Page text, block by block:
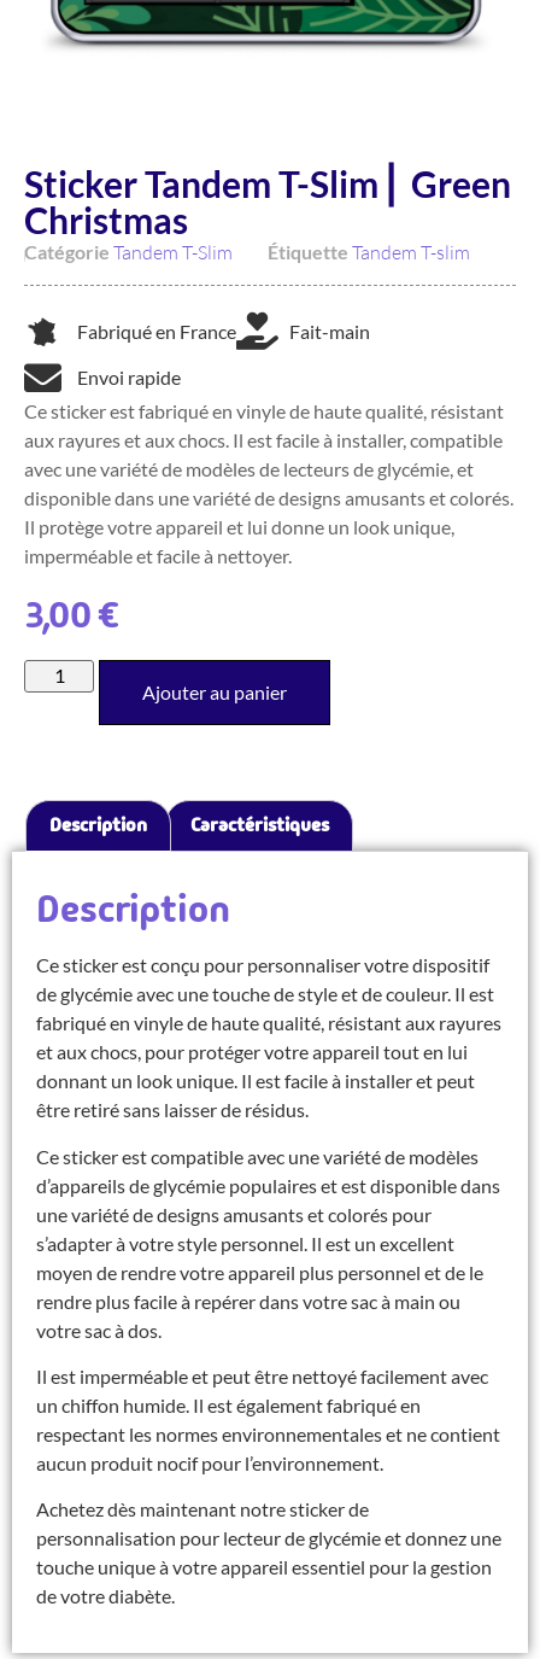
Sticker Tandem T-Slim ⎜ Green
Christmas
Catégorie Tandem T-Slim Étiquette Tandem T-slim
Fabriqué en France Fait-main
Envoi rapide
Ce sticker est fabriqué en vinyle de haute qualité, résistant
aux rayures et aux chocs. Il est facile à installer, compatible
avec une variété de modèles de lecteurs de glycémie, et
disponible dans une variété de designs amusants et colorés.
Il protège votre appareil et lui donne un look unique,
imperméable et facile à nettoyer.
3,00€
Ajouter au panier
Description Caractéristiques
Description
Ce sticker est conçu pour personnaliser votre dispositif
de glycémie avec une touche de style et de couleur. Il est
fabriqué en vinyle de haute qualité, résistant aux rayures
et aux chocs, pour protéger votre appareil tout en lui
donnant un look unique. Il est facile à installer et peut
être retiré sans laisser de résidus.
Ce sticker est compatible avec une variété de modèles
d’appareils de glycémie populaires et est disponible dans
une variété de designs amusants et colorés pour
s’adapter à votre style personnel. Il est un excellent
moyen de rendre votre appareil plus personnel et de le
rendre plus facile à repérer dans votre sac à main ou
votre sac à dos.
Il est imperméable et peut être nettoyé facilement avec
un chiffon humide. Il est également fabriqué en
respectant les normes environnementales et ne contient
aucun produit nocif pour l’environnement.
Achetez dès maintenant notre sticker de
personnalisation pour lecteur de glycémie et donnez une
touche unique à votre appareil essentiel pour la gestion
de votre diabète.